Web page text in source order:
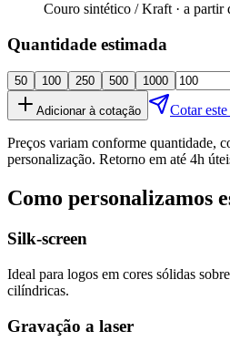
Couro sintético / Kraft · a partir
Quantidade estimada
50 100 250 500 1000
Adicionar à cotação Cotar
Preços variam conforme quantidade,
personalização. Retorno em até 4h
Como personalizamos
Silk-screen
Ideal para logos em cores sólidas
cilíndricas.
Gravação a laser